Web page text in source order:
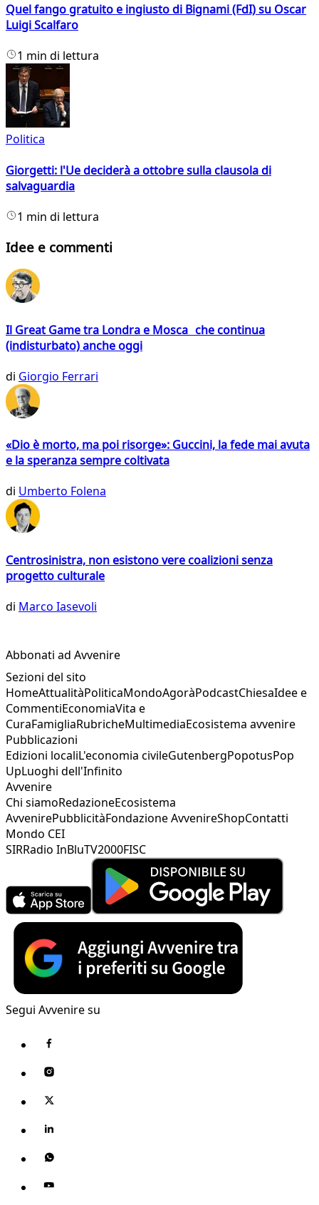
Quel fango gratuito e ingiusto di Bignami (FdI) su Oscar
Luigi Scalfaro
1 min di lettura
Politica
Giorgetti: l'Ue deciderà a ottobre sulla clausola di
salvaguardia
1 min di lettura
Idee e commenti
Il Great Game tra Londra e Mosca che continua
(indisturbato) anche oggi
di Giorgio Ferrari
«Dio è morto, ma poi risorge»: Guccini, la fede mai avuta
e la speranza sempre coltivata
di Umberto Folena
Centrosinistra, non esistono vere coalizioni senza
progetto culturale
di Marco Iasevoli
Abbonati ad Avvenire
Sezioni del sito
HomeAttualitàPoliticaMondoAgoràPodcastChiesaIdee e
CommentiEconomiaVita e
CuraFamigliaRubricheMultimediaEcosistema avvenire
Pubblicazioni
Edizioni localiL'economia civileGutenbergPopotusPop
UpLuoghi dell'Infinito
Avvenire
Chi siamoRedazioneEcosistema
AvvenirePubblicitàFondazione AvvenireShopContatti
Mondo CEI
SIRRadio InBluTV2000FISC
Segui Avvenire su